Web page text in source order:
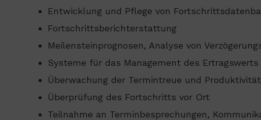
Entwicklung und Pflege von
Fortschrittsberichterstattung
Meilensteinprognosen, Analyse von
Systeme für das Management des Ertragswerts
Überwachung der Termintreue und Produktivität
Überprüfung des Fortschritts vor Ort
Teilnahme an Terminbesprechungen,